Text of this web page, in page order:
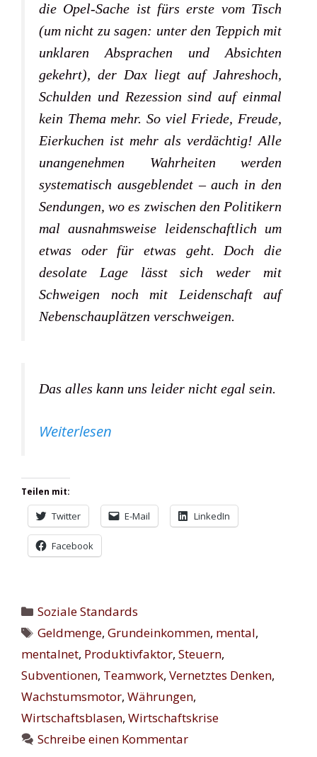
die Opel-Sache ist fürs erste vom Tisch
(um nicht zu sagen: unter den Teppich mit
unklaren Absprachen und Absichten
gekehrt), der Dax liegt auf Jahreshoch,
Schulden und Rezession sind auf einmal
kein Thema mehr. So viel Friede, Freude,
Eierkuchen ist mehr als verdächtig! Alle
unangenehmen Wahrheiten werden
systematisch ausgeblendet – auch in den
Sendungen, wo es zwischen den Politikern
mal ausnahmsweise leidenschaftlich um
etwas oder für etwas geht. Doch die
desolate Lage lässt sich weder mit
Schweigen noch mit Leidenschaft auf
Nebenschauplätzen verschweigen.
Das alles kann uns leider nicht egal sein.
Weiterlesen
Teilen mit:
Twitter E-Mail LinkedIn
Facebook
Kategorien
Soziale Standards
Schlagwörter
Geldmenge,Grundeinkommen, mental,
mentalnet, Produktivfaktor, Steuern,
Subventionen, Teamwork, Vernetztes Denken,
Wachstumsmotor, Währungen,
Wirtschaftsblasen, Wirtschaftskrise
Schreibe einen Kommentar